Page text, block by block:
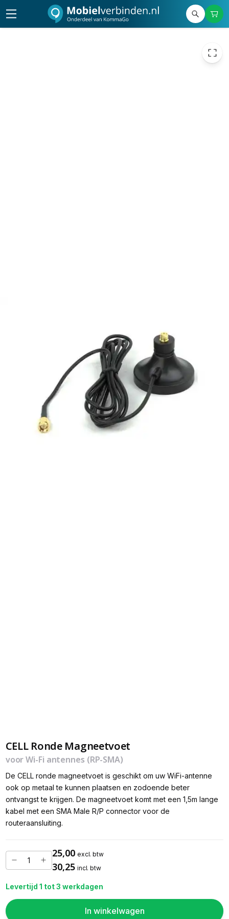
CELL Ronde Magneetvoet
voor Wi-Fi antennes (RP-SMA)
De CELL ronde magneetvoet is geschikt om uw WiFi-antenne
ook op metaal te kunnen plaatsen en zodoende beter
ontvangst te krijgen. De magneetvoet komt met een 1,5m lange
kabel met een SMA Male R/P connector voor de
routeraansluiting.
25,00 excl. btw
30,25 incl. btw
Levertijd 1 tot 3 werkdagen
In winkelwagen
25,00 excl. btw
30,25 incl. btw